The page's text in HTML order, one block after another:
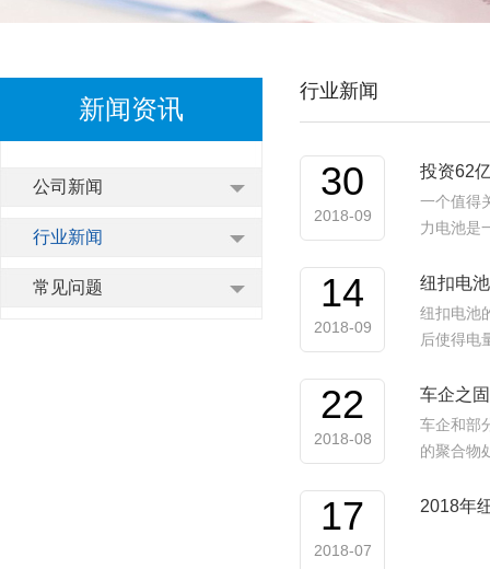
新闻资讯
公司新闻
行业新闻
常见问题
行业新闻
30
2018-09
投资62
一个值得
力电池是
14
2018-09
纽扣电
纽扣电池
后使得电
22
2018-08
车企之
车企和部
的聚合物
17
2018-07
2018年